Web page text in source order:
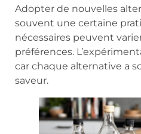
Adopter de nouvelles
souvent une certaine
nécessaires peuvent
préférences.
car chaque alternative a
saveur.